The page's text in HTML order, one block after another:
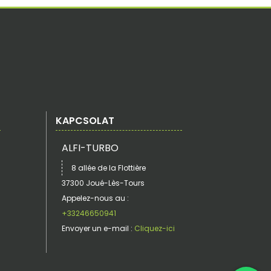
KAPCSOLAT
ALFI-TURBO
8 allée de la Flottière
37300 Joué-Lès-Tours
Appelez-nous au :
+33246650941
Envoyer un e-mail : Cliquez-ici